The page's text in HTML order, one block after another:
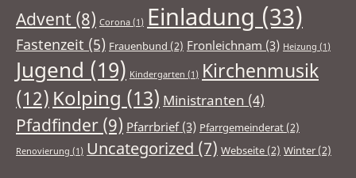
Advent (8) Corona (1) Einladung (33)
Fastenzeit (5) Frauenbund (2) Fronleichnam (3) Heizung (1)
Jugend (19) Kindergarten (1) Kirchenmusik
(12) Kolping (13) Ministranten (4)
Pfadfinder (9) Pfarrbrief(3) Pfarrgemeinderat (2)
Renovierung (1) Uncategorized (7) Webseite (2) Winter (2)